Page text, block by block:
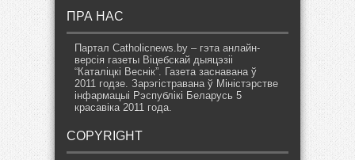
ПРА НАС
Партал Catholicnews.by – гэта анлайн-
версія газеты Віцебскай дыяцэзіі
“Каталіцкі Веснік”. Газета заснавана ў
2011 годзе. Зарэгістравана ў Міністэрстве
інфармацыі Рэспублікі Беларусь 5
красавіка 2011 года.
COPYRIGHT